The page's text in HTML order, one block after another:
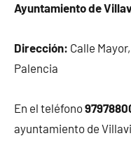
Ayuntamiento de
Dirección: Calle
Palencia
En el teléfono
ayuntamiento de